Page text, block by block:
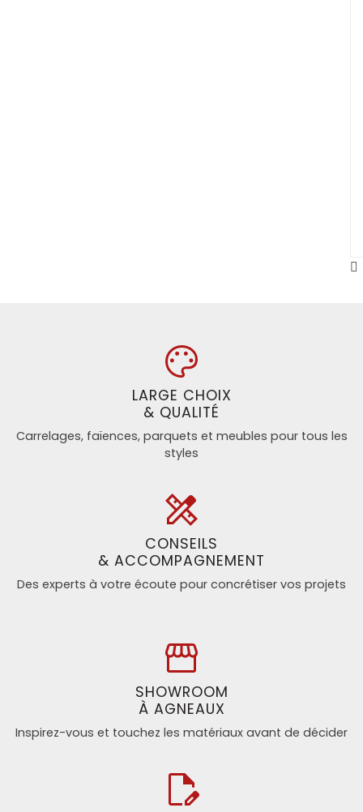
LARGE CHOIX
& QUALITÉ
Carrelages, faïences, parquets et meubles pour tous les
styles
CONSEILS
& ACCOMPAGNEMENT
Des experts à votre écoute pour concrétiser vos projets
SHOWROOM
À AGNEAUX
Inspirez-vous et touchez les matériaux avant de décider